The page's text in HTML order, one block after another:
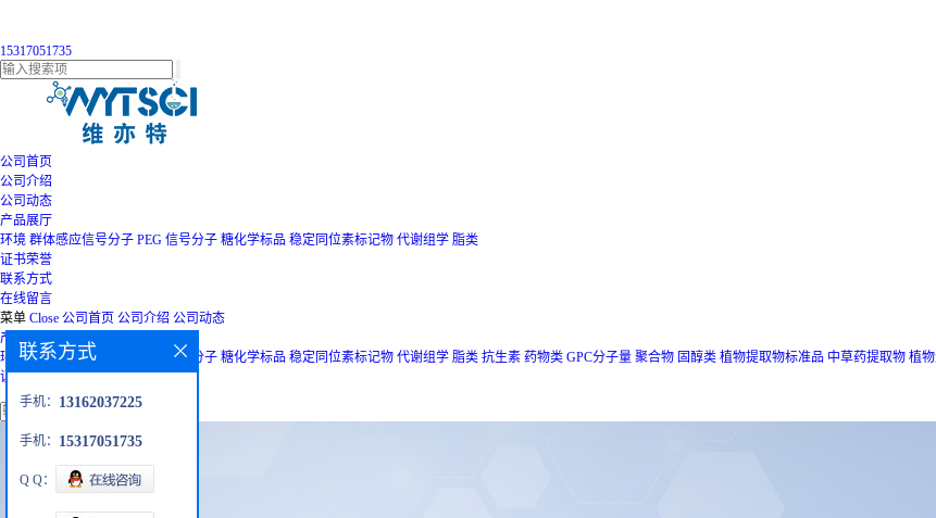
15317051735
公司首页
公司介绍
公司动态
产品展厅
环境 群体感应信号分子 PEG 信号分子 糖化学标品 稳定同位素标记物 代谢组学 脂类
证书荣誉
联系方式
在线留言
菜单 Close 公司首页 公司介绍 公司动态
产品展厅
环境 群体感应信号分子 信号分子 糖化学标品 稳定同位素标记物 代谢组学 脂类 抗生素 药物类 GPC分子量 聚合物 固醇类 植物提取物标准品 中草药提取物 植
证书荣誉 联系方式 在线留言
联系方式
手机： 13162037225
手机： 15317051735
Q Q：